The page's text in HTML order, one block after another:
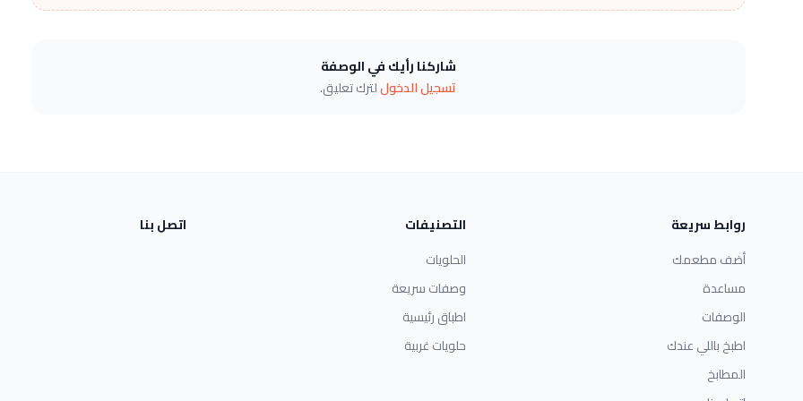
شاركنا رأيك في الوصفة
تسجيل الدخوللترك تعليق.
روابط سريعة
أضف مطعمك
مساعدة
الوصفات
اطبخ باللي عندك
المطابخ
التصنيفات
الحلويات
وصفات سريعة
اطباق رئيسية
حلويات غربية
اتصل بنا